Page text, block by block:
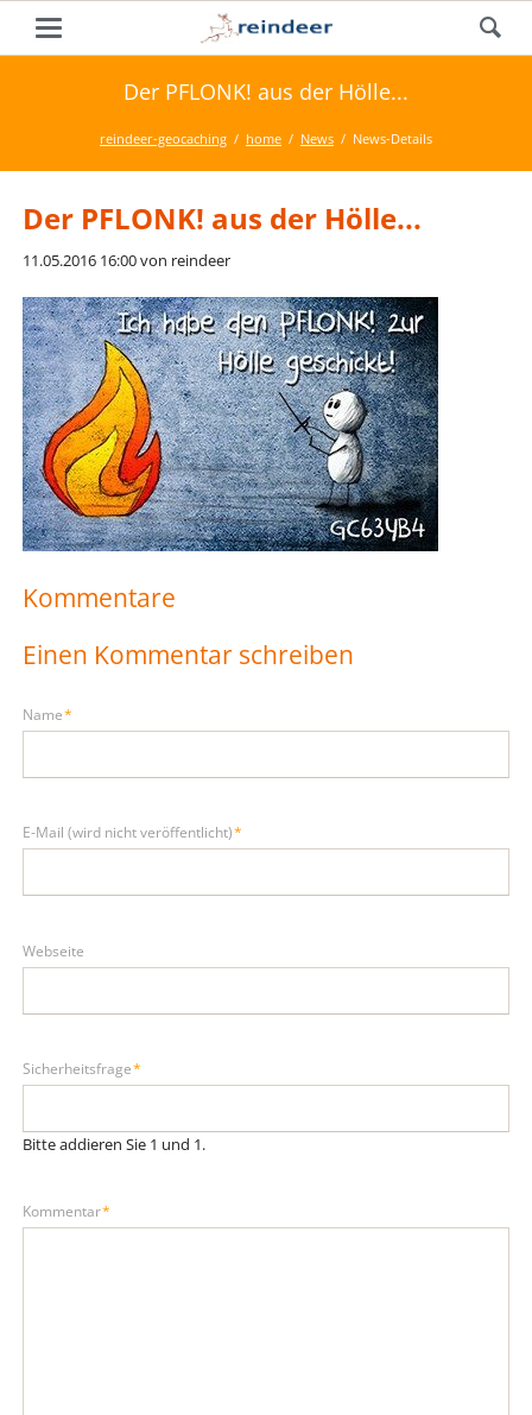
Der PFLONK! aus der Hölle...
reindeer-geocaching home News News-Details
Der PFLONK! aus der Hölle...
11.05.2016 16:00von reindeer
Kommentare
Einen Kommentar schreiben
Pflichtfeld
Name*
Pflichtfeld
E-Mail (wird nicht veröffentlicht)*
Webseite
Pflichtfeld
Sicherheitsfrage*
Bitte addieren Sie 1 und 1.
Pflichtfeld
Kommentar*